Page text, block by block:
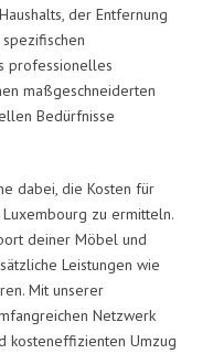
der Entfernung
professionelles
maßgeschneiderten
Bedürfnisse
dabei, die Kosten für
zu ermitteln.
deiner Möbel und
Leistungen wie
Mit unserer
Netzwerk
kosteneffizienten Umzug